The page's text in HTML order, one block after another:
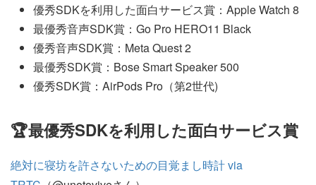
優秀SDKを利用した面白サービス賞：Apple Watch 8
最優秀音声SDK賞：Go Pro HERO11 Black
優秀音声SDK賞：Meta Quest 2
最優秀SDK賞：Bose Smart Speaker 500
優秀SDK賞：AirPods Pro（第2世代)
🏆最優秀SDKを利用した面白サービス賞
絶対に寝坊を許さないための目覚まし時計 via